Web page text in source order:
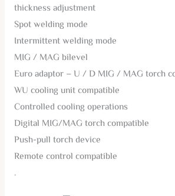
thickness adjustment
Spot welding mode
Intermittent welding mode
MIG / MAG bilevel
Euro adaptor – U / D MIG / MAG torch
WU cooling unit compatible
Controlled cooling operations
Digital MIG/MAG torch compatible
Push-pull torch device
Remote control compatible
.